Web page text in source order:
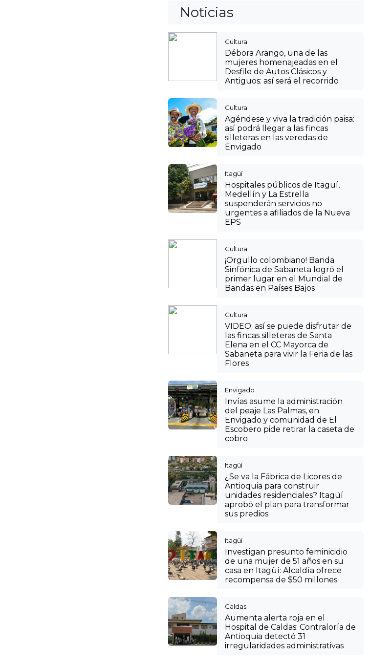
Noticias
Cultura
Débora Arango, una de las
mujeres homenajeadas en el
Desfile de Autos Clásicos y
Antiguos: así será el recorrido
Cultura
Agéndese y viva la tradición paisa:
así podrá llegar a las fincas
silleteras en las veredas de
Envigado
Itagüí
Hospitales públicos de Itagüí,
Medellín y La Estrella
suspenderán servicios no
urgentes a afiliados de la Nueva
EPS
Cultura
¡Orgullo colombiano! Banda
Sinfónica de Sabaneta logró el
primer lugar en el Mundial de
Bandas en Países Bajos
Cultura
VIDEO: así se puede disfrutar de
las fincas silleteras de Santa
Elena en el CC Mayorca de
Sabaneta para vivir la Feria de las
Flores
Envigado
Invías asume la administración
del peaje Las Palmas, en
Envigado y comunidad de El
Escobero pide retirar la caseta de
cobro
Itagüí
¿Se va la Fábrica de Licores de
Antioquia para construir
unidades residenciales? Itagüí
aprobó el plan para transformar
sus predios
Itagüí
Investigan presunto feminicidio
de una mujer de 51 años en su
casa en Itagüí: Alcaldía ofrece
recompensa de $50 millones
Caldas
Aumenta alerta roja en el
Hospital de Caldas: Contraloría de
Antioquia detectó 31
irregularidades administrativas